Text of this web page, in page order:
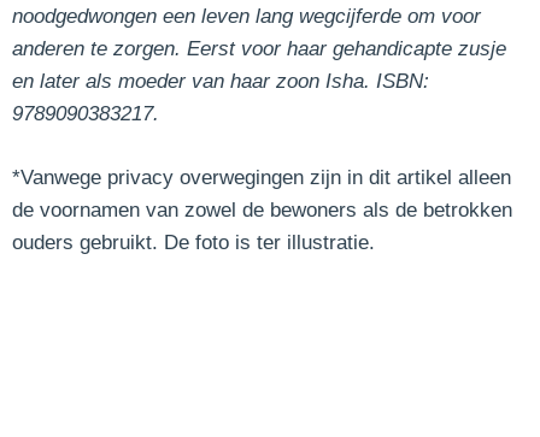
noodgedwongen een leven lang wegcijferde om voor
anderen te zorgen. Eerst voor haar gehandicapte zusje
en later als moeder van haar zoon Isha. ISBN:
9789090383217.
*Vanwege privacy overwegingen zijn in dit artikel alleen
de voornamen van zowel de bewoners als de betrokken
ouders gebruikt. De foto is ter illustratie.